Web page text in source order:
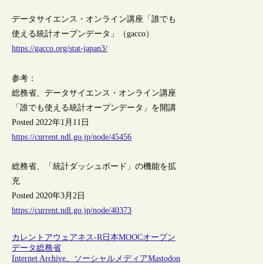
データサイエンス・オンライン講座「誰でも
使える統計オープンデータ」（gacco）
https://gacco.org/stat-japan3/
参考：
総務省、データサイエンス・オンライン講座
「誰でも使える統計オープンデータ」を開講
Posted 2022年1月11日
https://current.ndl.go.jp/node/45456
総務省、「統計ダッシュボード」の機能を拡
充
Posted 2020年3月2日
https://current.ndl.go.jp/node/40373
カレントアウェアネス-R日本MOOCオープン
データ総務省
Internet Archive、ソーシャルメディアMastodon